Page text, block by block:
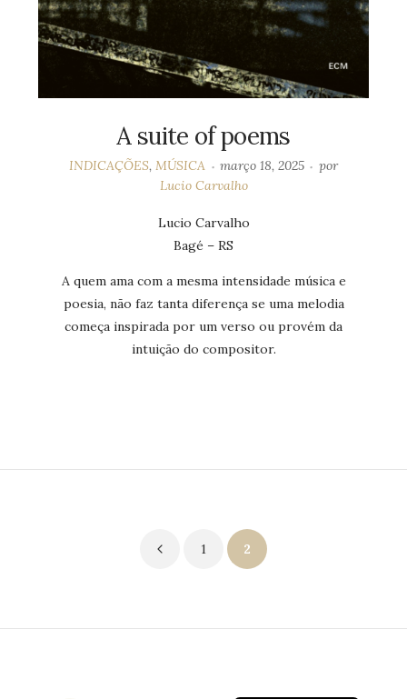
A suite of poems
INDICAÇÕES,MÚSICA março 18, 2025
por
Lucio Carvalho
Lucio Carvalho
Bagé – RS
A quem ama com a mesma intensidade música e
poesia, não faz tanta diferença se uma melodia
começa inspirada por um verso ou provém da
intuição do compositor.
1 2